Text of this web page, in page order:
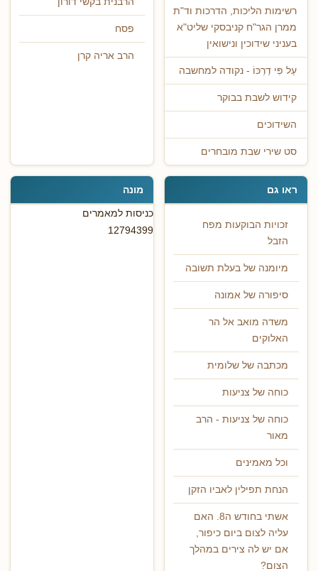
רשימות הליכות, הדרכות וד"ת
ממרן הגר"ח קניבסקי שליט"א
בעניני שידוכין ונישואין
עַל פִּי דַרְכּוֹ - נקודה למחשבה
קידוש לשבת בבוקר
השידוכים
סט שירי שבת מובחרים
פסח
הרב אריה קרן
ראו גם
זכויות הבוקעות מפח
הזבל
מיומנה של בעלת תשובה
סיפורה של אמונה
משדה מואב אל הר
האלוקים
מכתבה של שלומית
כוחה של צניעות
כוחה של צניעות - הרב
מאור
וכל מאמינים
הנחת תפילין לאביו הזקן
אשתי בחודש ה8. האם
עליה לצום ביום כיפור,
אם יש לה צירים במהלך
הצום?
מונה
כניסות למאמרים
12794399